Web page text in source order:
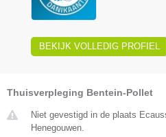
BEKIJK VOLLEDIG PROFIEL
Thuisverpleging Bentein-Pollet
Niet gevestigd in de plaats
Henegouwen.